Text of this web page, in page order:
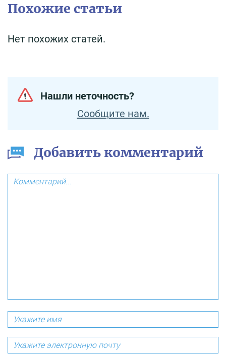
Похожие статьи
Нет похожих статей.
Нашли неточность?
Сообщите нам.
Добавить комментарий